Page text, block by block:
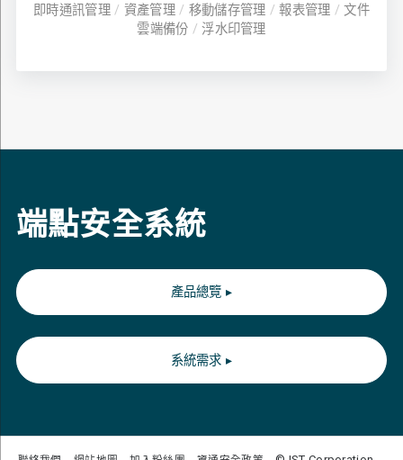
即時通訊管理/ 資產管理/ 移動儲存管理 /報表管理 /文件
雲端備份 /浮水印管理
端點安全系統
產品總覽▸
系統需求▸